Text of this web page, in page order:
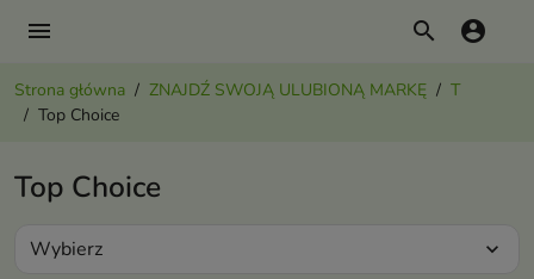
menu search account_circle
Strona główna ZNAJDŹ SWOJĄ ULUBIONĄ MARKĘ
T
Top Choice
Top Choice
Wybierz expand_more